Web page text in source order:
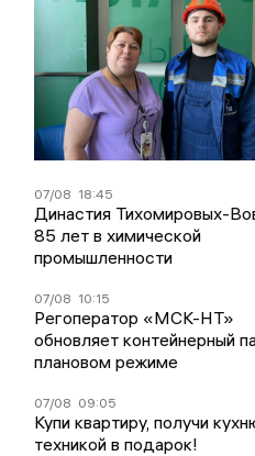
07/08 18:45
Династия Тихомировых-
85 лет в химической
промышленности
07/08 10:15
Регоператор «МСК-НТ»
обновляет контейнерный
плановом режиме
07/08 09:05
Купи квартиру, получи
техникой в подарок!